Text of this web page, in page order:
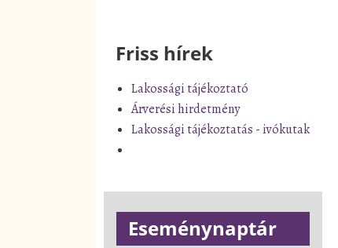
Friss hírek
Lakossági tájékoztató
Árverési hirdetmény
Lakossági tájékoztatás - ivókutak
Eseménynaptár